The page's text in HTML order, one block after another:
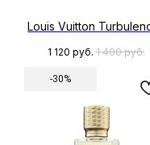
Louis Vuitton
1 120 руб. 1 400 руб.
-30%